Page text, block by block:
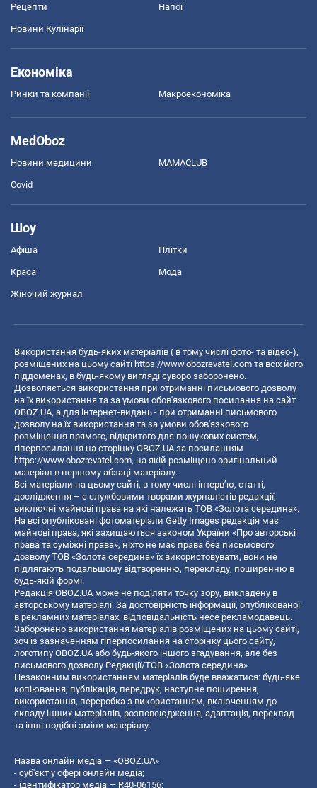
Рецепти Напої
Новини Кулінарії
Економіка
Ринки та компанії Макроекономіка
MedOboz
Новини медицини MAMACLUB
Covid
Шоу
Афіша Плітки
Краса Мода
Жіночий журнал
Використання будь-яких матеріалів ( в тому числі фото- та відео-),
розміщених на цьому сайті https://www.obozrevatel.com та всіх його
піддоменах, в будь-якому вигляді суворо заборонено.
Дозволяється використання при отриманні письмового дозволу
на їх використання та за умови обов'язкового посилання на сайт
OBOZ.UA, а для інтернет-видань - при отриманні письмового
дозволу на їх використання та за умови обов'язкового
розміщення прямого, відкритого для пошукових систем,
гіперпосилання на сторінку OBOZ.UA за посиланням
https://www.obozrevatel.com, на якій розміщено оригінальний
матеріал в першому абзаці матеріалу.
Всі матеріали на цьому сайті, в тому числі інтерв’ю, статті,
дослідження – є службовими творами журналістів редакції,
виключні майнові права на які належать ТОВ «Золота середина».
На всі опубліковані фотоматеріали Getty Images редакція має
майнові права, які захищаються законом України «Про авторські
права та суміжні права», ніхто не має права без письмового
дозволу ТОВ «Золота середина» їх використовувати, вони не
підлягають подальшому відтворенню, перекладу, поширенню в
будь-якій формі.
Редакція OBOZ.UA може не поділяти точку зору, викладену в
авторському матеріалі. За достовірність інформації, опублікованої
в рекламних матеріалах, відповідальність несе рекламодавець.
Заборонено використання матеріалів розміщених на цьому сайті,
хоч із зазначенням гіперпосилання на сторінку цього сайту,
логотипу OBOZ.UA або будь-якого іншого згадування, але без
письмового дозволу Редакції/ТОВ «Золота середина»
Незаконним використанням матеріалів буде вважатися: будь-яке
копiювання, публiкацiя, передрук, наступне поширення,
використання, переробка з використанням, включенням до
складу інших матеріалів, розповсюдження, адаптація, переклад
та інші подібні зміни матеріалу.
Назва онлайн медіа — «OBOZ.UA»
- суб'єкт у сфері онлайн медіа;
- ідентифікатор медіа — R40-06156;